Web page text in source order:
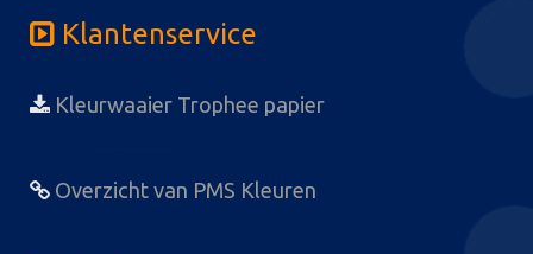
Klantenservice
Kleurwaaier Trophee papier
Overzicht van PMS Kleuren